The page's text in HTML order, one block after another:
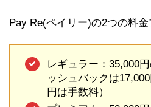
Pay Re(ペイリー)の2つの料金
レギュラー：35,000
ッシュバックは
円は手数料）